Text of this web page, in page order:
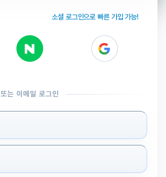
소셜 로그인으로 빠른 가입 가능!
또는 이메일 로그인